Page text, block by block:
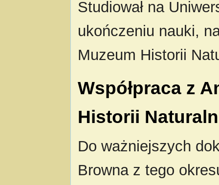
Studiował na
ukończeniu nauki,
Muzeum Historii
Współpraca z
Historii
Do ważniejszych
Browna z tego